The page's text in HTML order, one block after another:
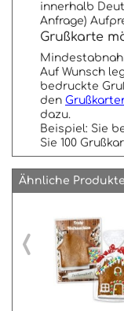
innerhalb
Anfrage)
Grußkarte
Auf Wunsch
bedruckte
den
dazu.
Beispiel: Sie
Sie 100
Ähnliche Produkte
‹